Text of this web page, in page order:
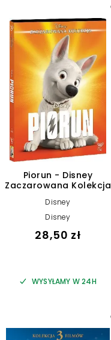
Piorun - Disney
Zaczarowana Kolekcja
Disney
Disney
28,50 zł
WYSYŁAMY W 24H